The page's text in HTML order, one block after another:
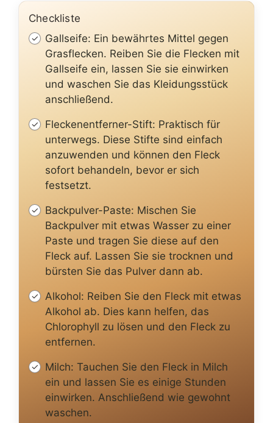
Checkliste
Gallseife: Ein bewährtes Mittel gegen
Grasflecken. Reiben Sie die Flecken mit
Gallseife ein, lassen Sie sie einwirken
und waschen Sie das Kleidungsstück
anschließend.
Fleckenentferner-Stift: Praktisch für
unterwegs. Diese Stifte sind einfach
anzuwenden und können den Fleck
sofort behandeln, bevor er sich
festsetzt.
Backpulver-Paste: Mischen Sie
Backpulver mit etwas Wasser zu einer
Paste und tragen Sie diese auf den
Fleck auf. Lassen Sie sie trocknen und
bürsten Sie das Pulver dann ab.
Alkohol: Reiben Sie den Fleck mit etwas
Alkohol ab. Dies kann helfen, das
Chlorophyll zu lösen und den Fleck zu
entfernen.
Milch: Tauchen Sie den Fleck in Milch
ein und lassen Sie es einige Stunden
einwirken. Anschließend wie gewohnt
waschen.